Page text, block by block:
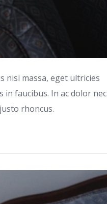
nisi massa, eget ultricies
in faucibus. In ac dolor nec
rhoncus.